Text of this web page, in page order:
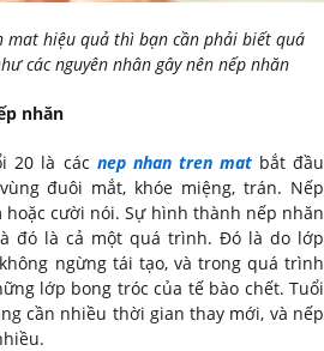
mat hiệu quả thì bạn cần phải biết quá
các nguyên nhân gây nên nếp nhăn
nhăn
20 là các nep nhan tren matbắt đầu
đuôi mắt, khóe miệng, trán. Nếp
cười nói. Sự hình thành nếp nhăn
đó là cả một quá trình. Đó là do lớp
ngừng tái tạo, và trong quá trình
lớp bong tróc của tế bào chết. Tuổi
cần nhiều thời gian thay mới, và nếp